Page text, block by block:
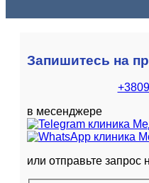
Запишитесь на
в месенджере
или отправьте запрос